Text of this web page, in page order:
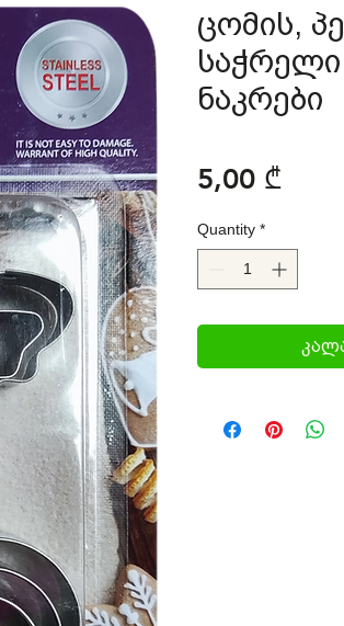
ცომის,
ნაკრები
5,00 ₾Price
Quantity *